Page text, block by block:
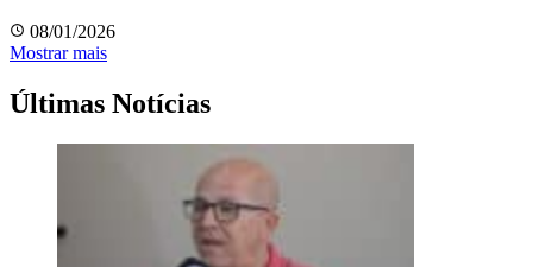
08/01/2026
Mostrar mais
Últimas Notícias